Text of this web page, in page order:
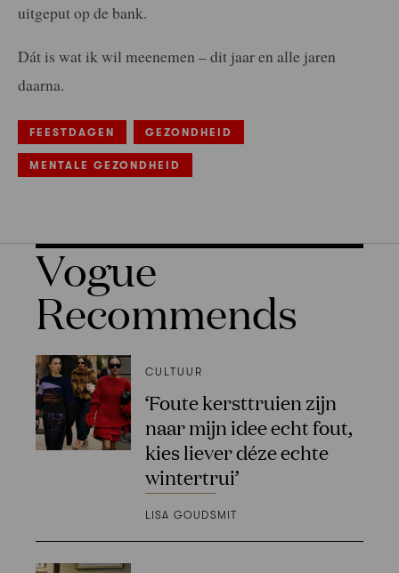
uitgeput op de bank.
Dát is wat ik wil meenemen – dit jaar en alle jaren
daarna.
FEESTDAGEN GEZONDHEID
MENTALE GEZONDHEID
Vogue
Recommends
CULTUUR
‘Foute kersttruien zijn
naar mijn idee echt fout,
kies liever déze echte
wintertrui’
LISA GOUDSMIT